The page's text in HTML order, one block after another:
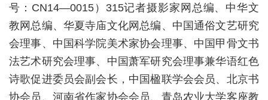
号：CN14—0015）315记者摄影家网总编、中华文
教网总编、华夏寺庙文化网总编、中国通俗文艺研究
会理事、中国科学院美术家协会理事、中国甲骨文书
法艺术研究会理事、中国萧军研究会理事兼华语红色
诗歌促进委员会副会长，中国楹联学会会员、北京书
协会员、河南省作家协会会员、青岛农业大学客座教